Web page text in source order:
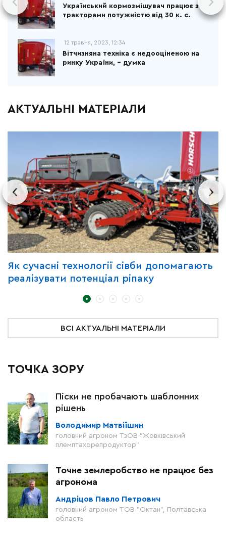
Український кормозмішувач працює з
тракторами потужністю від 30 к. с.
12 травня, 2023, 12:34
Вітчизняна техніка є недооціненою на
ринку України, - думка
АКТУАЛЬНІ МАТЕРІАЛИ
Як сучасні технології сівби допомагають
реалізувати потенціал ріпаку
ВСІ АКТУАЛЬНІ МАТЕРІАЛИ
ТОЧКА ЗОРУ
Піски не пробачають шаблонних
рішень
Володимир Матвіїшин
головний агроном ТзОВ "Жовківський
племптахорепродуктор"
Точне землеробство не працює без
агронома
Андріцов Павло Петрович
головний агроном ТОВ "Октан", Полтавська
область